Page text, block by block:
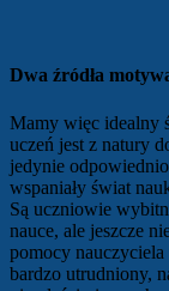
Dwa źródła
Mamy więc idealny
uczeń jest z natury
jedynie
wspaniały świat
Są uczniowie
nauce, ale jeszcze
pomocy
bardzo utrudniony,